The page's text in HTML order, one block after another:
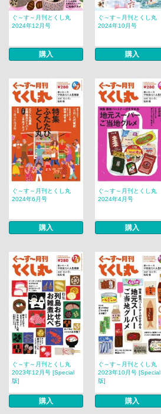
ぐ～す～月刊とくし丸
2024年12月号
購入
ぐ～す～月刊とくし丸
2024年10月号
購入
ぐ～す～月刊とくし丸
2024年6月号
購入
ぐ～す～月刊とくし丸
2024年4月号
購入
ぐ～す～月刊とくし丸
2023年12月号 [Special
版]
購入
ぐ～す～月刊とくし丸
2023年10月号 [Special
版]
購入